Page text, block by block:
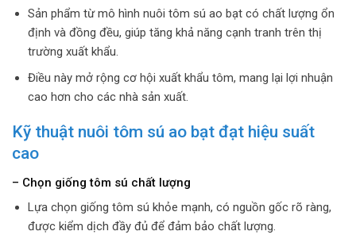
Sản phẩm từ mô hình nuôi tôm sú ao bạt có chất lượng ổn
định và đồng đều, giúp tăng khả năng cạnh tranh trên thị
trường xuất khẩu.
Điều này mở rộng cơ hội xuất khẩu tôm, mang lại lợi nhuận
cao hơn cho các nhà sản xuất.
Kỹ thuật nuôi tôm sú ao bạt đạt hiệu suất
cao
– Chọn giống tôm sú chất lượng
Lựa chọn giống tôm sú khỏe mạnh, có nguồn gốc rõ ràng,
được kiểm dịch đầy đủ để đảm bảo chất lượng.